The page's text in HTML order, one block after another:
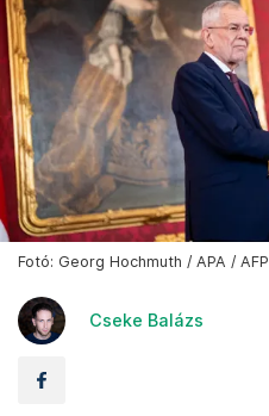
Fotó: Georg Hochmuth / APA / AFP
Cseke Balázs